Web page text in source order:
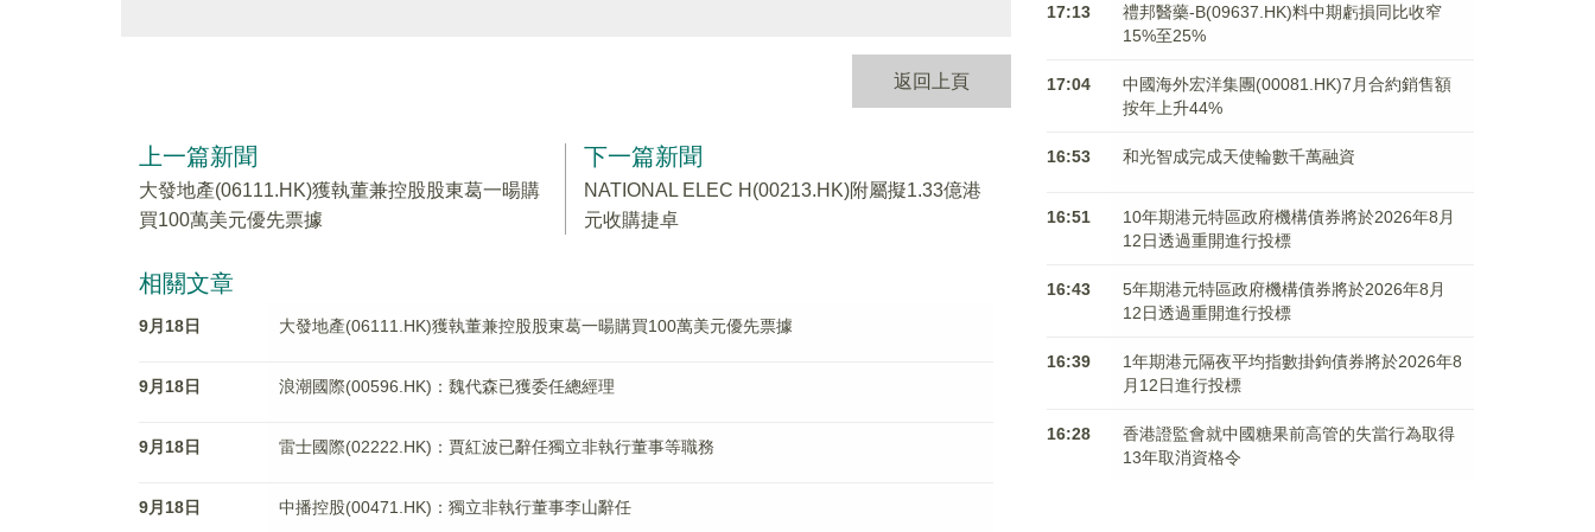
返回上頁
上一篇新聞
大發地產(06111.HK)獲執董兼控股股東葛一暘購
買100萬美元優先票據
下一篇新聞
NATIONAL ELEC H(00213.HK)附屬擬1.33億港
元收購捷卓
相關文章
9月18日 大發地產(06111.HK)獲執董兼控股股東葛一暘購買100萬美元優先票據
9月18日 浪潮國際(00596.HK)：魏代森已獲委任總經理
9月18日 雷士國際(02222.HK)：賈紅波已辭任獨立非執行董事等職務
9月18日 中播控股(00471.HK)：獨立非執行董事李山辭任
17:13
禮邦醫藥-B(09637.HK)料中期虧損同比收窄
15%至25%
17:04
中國海外宏洋集團(00081.HK)7月合約銷售額
按年上升44%
16:53 和光智成完成天使輪數千萬融資
16:51
10年期港元特區政府機構債券將於2026年8月
12日透過重開進行投標
16:43
5年期港元特區政府機構債券將於2026年8月
12日透過重開進行投標
16:39
1年期港元隔夜平均指數掛鉤債券將於2026年8
月12日進行投標
16:28
香港證監會就中國糖果前高管的失當行為取得
13年取消資格令